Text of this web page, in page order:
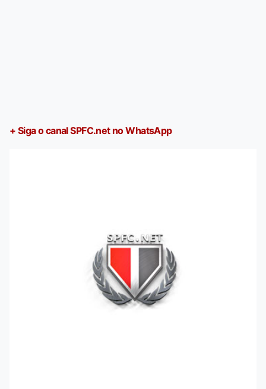
+ Siga o canal SPFC.net no WhatsApp